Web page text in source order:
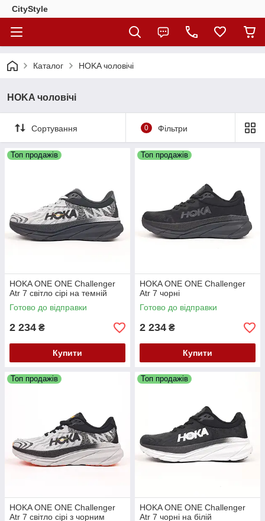
CityStylе
Каталог HOKA чоловічі
HOKA чоловічі
Сортування 0 Фільтри
Топ продажів
HOKA ONE ONE Challenger
Atr 7 світло сірі на темній
Готово до відправки
2 234 ₴
Купити
Топ продажів
HOKA ONE ONE Challenger
Atr 7 чорні
Готово до відправки
2 234 ₴
Купити
Топ продажів
HOKA ONE ONE Challenger
Atr 7 світло сірі з чорним
Топ продажів
HOKA ONE ONE Challenger
Atr 7 чорні на білій